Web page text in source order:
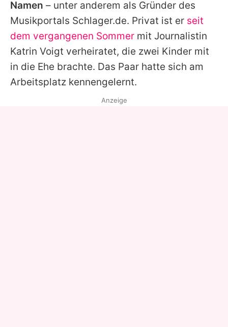
Namen – unter anderem als Gründer des
Musikportals Schlager.de. Privat ist er seit
dem vergangenen Sommer mit Journalistin
Katrin Voigt verheiratet, die zwei Kinder mit
in die Ehe brachte. Das Paar hatte sich am
Arbeitsplatz kennengelernt.
Anzeige